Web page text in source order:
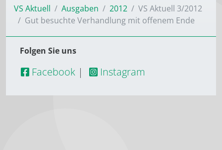
VS Aktuell Ausgaben 2012
VS Aktuell 3/2012
Gut besuchte Verhandlung mit offenem Ende
Folgen Sie uns
Facebook | Instagram